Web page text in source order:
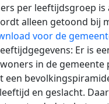
per leeftijdsgroep is
alleen getoond bij
voor de
Er is
in de gemeente
een
en geslacht.